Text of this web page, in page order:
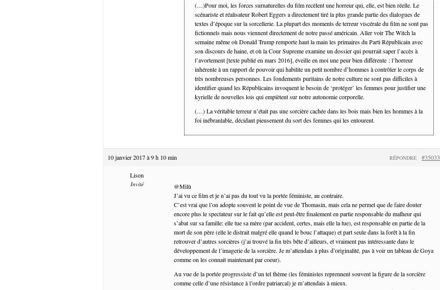
(…)Pour moi, les forces surnaturelles du film recèlent une horreur qui, elle, est bien réelle. Le
scénariste et réalisateur Robert Eggers a directement tiré la plus grande partie des dialogues de
textes d’époque sur la sorcellerie. La plupart des moments de terreur viscérale du film ne sont pas
fictionnels mais nous viennent directement de notre passé américain. Aller voir The Witch la
semaine même où Donald Trump remporte haut la main les primaires du Parti Républicain avec
son discours de haine, et où la Cour Supreme examine un dossier qui pourrait saper l’accès à
l’avortement [texte publié en mars 2016], éveille en moi une peur bien différente : l’horreur
inhérente à un rapport de pouvoir qui habilite un petit nombre d’hommes à contrôler le corps de
très nombreuses personnes. Les fondements puritains de notre culture ne sont pas difficiles à
identifier quand les Républicains invoquent le besoin de ‘protéger’ les femmes pour justifier une
kyrielle de nouvelles lois qui empiètent sur notre autonomie corporelle.
(…) La véritable terreur n’était pas une sorcière cachée dans les bois mais bien les hommes à la
foi inébranlable, décidant pieusement du sort des femmes qui les entourent.
10 janvier 2017 à 9 h 10 min #35033
RÉPONDRE
Lison
Invité
@Milù
J’ai vu ce film et je n’ai pas du tout vu la portée féministe, au contraire.
C’est vrai que l’on adopte souvent le point de vue de Thomasin, mais cela ne permet que de faire douter
encore plus le spectateur sur le fait qu’elle est peut-être finalement en partie responsable du malheur qui
s’abat sur sa famille: elle tue sa mère (par accident, certes, mais elle la tue), est responsable en partie de la
mort de son père (elle le distrait malgré elle quand le bouc l’attaque) et part seule dans la forêt à la fin
retrouver d’autres sorcières (j’ai trouvé la fin très bête d’ailleurs, et vraiment pas intéressante dans le
développement de l’imagerie de la sorcière. Je m’attendais à plus d’originalité, pas à voir un tableau de Goya
comme on les connait maintenant par coeur).
Au vue de la portée progressiste d’un tel thème (les féministes reprennent souvent la figure de la sorcière
comme celle d’une résistance à l’ordre patriarcal) je m’attendais à mieux.